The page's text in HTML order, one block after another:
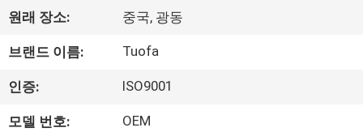
우
리
에
원래 장소: 중국, 광동
브랜드 이름: Tuofa
인증: ISO9001
모델 번호: OEM